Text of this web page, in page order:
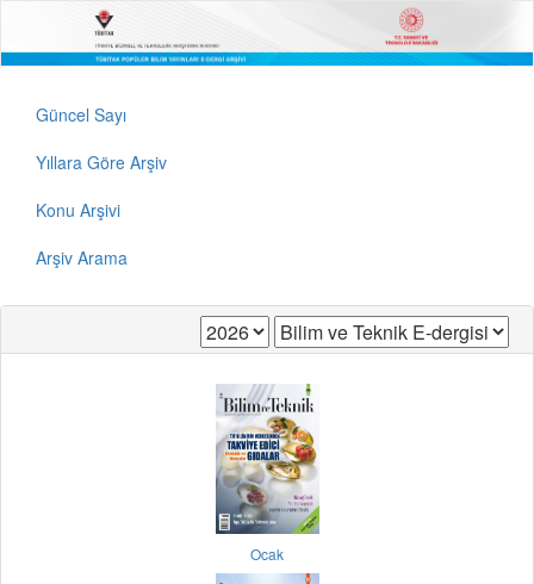
Güncel Sayı
Yıllara Göre Arşiv
Konu Arşivi
Arşiv Arama
Ocak